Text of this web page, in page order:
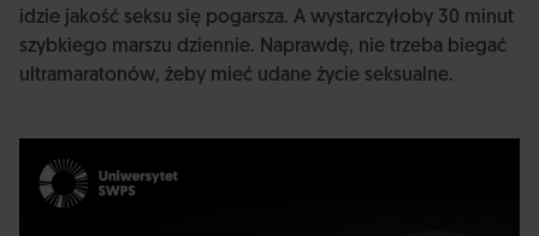
idzie jakość seksu się pogarsza. A wystarczyłoby 30 minut
szybkiego marszu dziennie. Naprawdę, nie trzeba biegać
ultramaratonów, żeby mieć udane życie seksualne.